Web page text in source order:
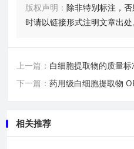
版权声明： 除非特别标注，
时请以链接形式注明文章出处
上一篇： 白细胞提取物的质量标
下一篇： 药用级白细胞提取物
相关推荐